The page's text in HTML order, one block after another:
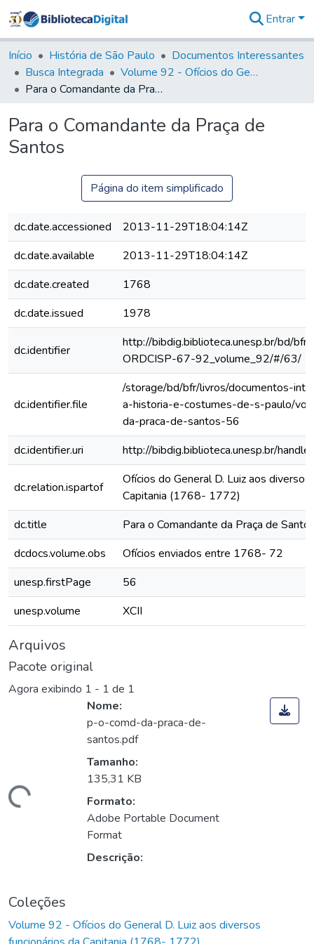
&
Coleções
Tudo na
Biblioteca
Estatísticas
Entrar
Início História de São Paulo
Documentos Interessantes
Busca Integrada
Volume 92 - Ofícios do General D. Luiz aos diversos funcionários da Capitania (1768- 1772)
Para o Comandante da Praça de Santos
Para o Comandante da Praça de
Santos
Página do item simplificado
dc.date.accessioned
2013-11-29T18:04:14Z
dc.date.available
2013-11-29T18:04:14Z
dc.date.created
1768
dc.date.issued
1978
dc.identifier
http://bibdig.biblioteca.unesp.br/bd/
ORDCISP-67-92_volume_92/#/63/
dc.identifier.file
/storage/bd/bfr/livros/documentos-
a-historia-e-costumes-de-s-paulo/
da-praca-de-santos-56
dc.identifier.uri
http://bibdig.biblioteca.unesp.br/
dc.relation.ispartof
Ofícios do General D. Luiz aos diversos
Capitania (1768- 1772)
dc.title
Para o Comandante da Praça de
dcdocs.volume.obs
Ofícios enviados entre 1768- 72
unesp.firstPage
56
unesp.volume
XCII
Arquivos
Pacote original
Agora exibindo 1 - 1 de 1
Carregando...
Nome:
p-o-comd-da-praca-de-
santos.pdf
Tamanho:
135,31 KB
Formato:
Adobe Portable Document
Format
Descrição:
Coleções
Volume 92 - Ofícios do General D. Luiz aos diversos